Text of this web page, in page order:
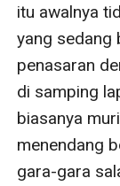
itu awalnya
yang sedang
penasaran
di samping
biasanya
menendang
gara-gara